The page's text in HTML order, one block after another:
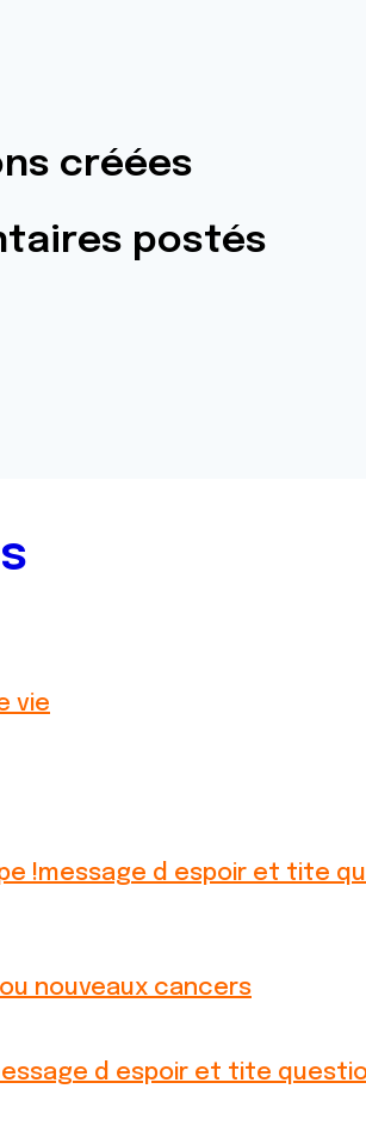
créées
postés
vie
!message d espoir et tite
nouveaux cancers
d espoir et tite